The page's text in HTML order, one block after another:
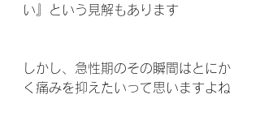
い』という見解もあります
しかし、急性期のその瞬間はとにか
く痛みを抑えたいって思いますよね